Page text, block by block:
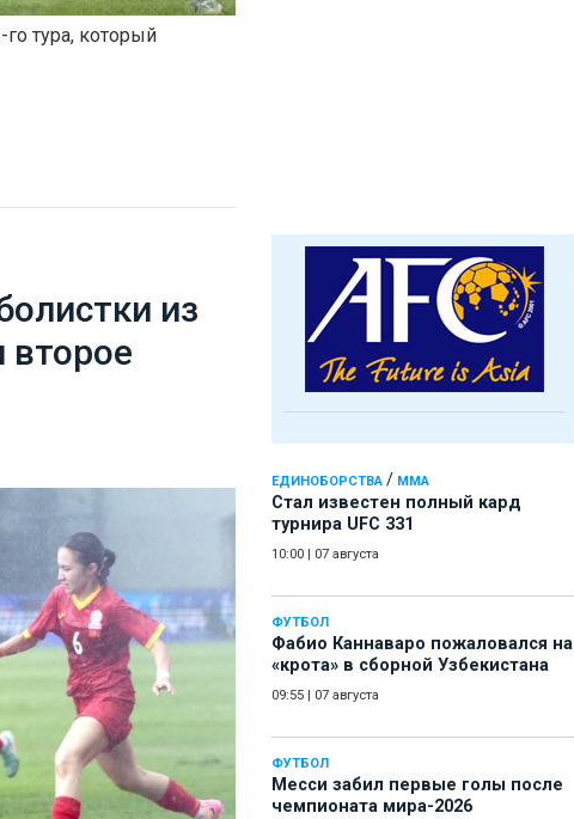
ЕДИНОБОРСТВА / ММА
Стал известен полный кард
турнира UFC 331
10:00 07 августа
ФУТБОЛ
Фабио Каннаваро пожаловался на
«крота» в сборной Узбекистана
09:55 07 августа
ФУТБОЛ
Месси забил первые голы после
чемпионата мира-2026
тура, который
из
второе